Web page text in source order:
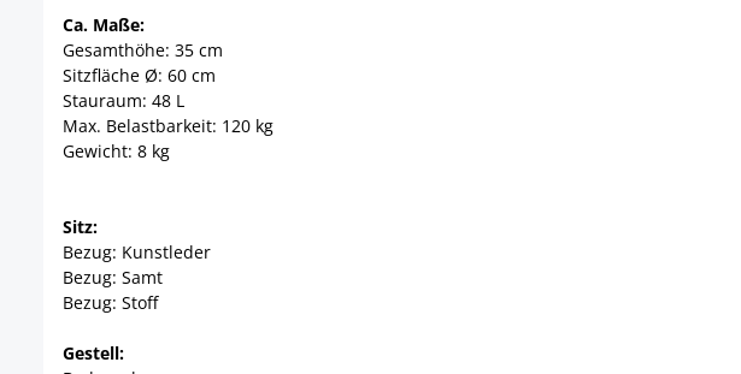
Ca. Maße:
Gesamthöhe: 35 cm
Sitzfläche Ø: 60 cm
Stauraum: 48 L
Max. Belastbarkeit: 120 kg
Gewicht: 8 kg
Sitz:
Bezug: Kunstleder
Bezug: Samt
Bezug: Stoff
Gestell: